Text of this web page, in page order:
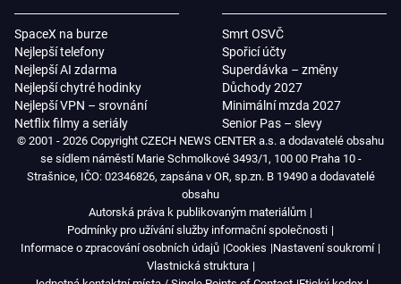
SpaceX na burze
Nejlepší telefony
Nejlepší AI zdarma
Nejlepší chytré hodinky
Nejlepší VPN – srovnání
Netflix filmy a seriály
Smrt OSVČ
Spořicí účty
Superdávka – změny
Důchody 2027
Minimální mzda 2027
Senior Pas – slevy
© 2001 - 2026 Copyright CZECH NEWS CENTER a.s. a dodavatelé obsahu
se sídlem náměstí Marie Schmolkové 3493/1, 100 00 Praha 10 -
Strašnice, IČO: 02346826, zapsána v OR, sp.zn. B 19490 a dodavatelé
obsahu
Autorská práva k publikovaným materiálům
Podmínky pro užívání služby informační společnosti
Informace o zpracování osobních údajů Cookies Nastavení soukromí
Vlastnická struktura